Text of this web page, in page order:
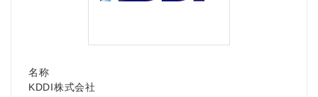
名称
KDDI株式会社